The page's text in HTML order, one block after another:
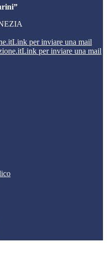
Link per inviare una mail
Link per inviare una mail